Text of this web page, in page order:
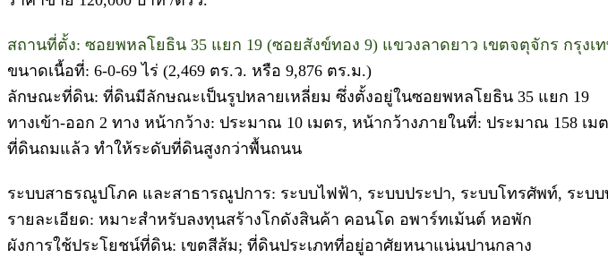
สถานที่ตั้ง: ซอยพหลโยธิน 35 แยก 19 (ซอยสังข์ทอง 9) แขวงลาดยาว เขตจตุจักร กรุงเท
ขนาดเนื้อที่: 6‑0‑69 ไร่ (2,469 ตร.ว. หรือ 9,876 ตร.ม.)
ลักษณะที่ดิน: ที่ดินมีลักษณะเป็นรูปหลายเหลี่ยม ซึ่งตั้งอยู่ในซอยพหลโยธิน 35 แยก 19
ทางเข้า‑ออก 2 ทาง หน้ากว้าง: ประมาณ 10 เมตร, หน้ากว้างภายในที่: ประมาณ 158 เม
ที่ดินถมแล้ว ทำให้ระดับที่ดินสูงกว่าพื้นถนน
ระบบสาธรณูปโภค และสาธารณูปการ: ระบบไฟฟ้า, ระบบประปา, ระบบโทรศัพท์, ระบ
รายละเอียด: หมาะสำหรับลงทุนสร้างโกดังสินค้า คอนโด อพาร์ทเม้นต์ หอพัก
ผังการใช้ประโยชน์ที่ดิน: เขตสีส้ม; ที่ดินประเภทที่อยู่อาศัยหนาแน่นปานกลาง